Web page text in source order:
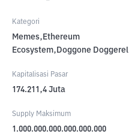
Kategori
Memes,Ethereum
Ecosystem,Doggone Doggerel
Kapitalisasi Pasar
174.211,4 Juta
Supply Maksimum
1.000.000.000.000.000.000